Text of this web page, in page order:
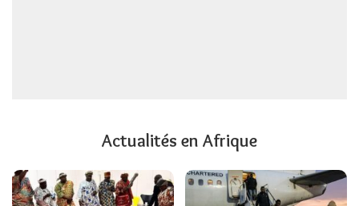
Actualités en Afrique